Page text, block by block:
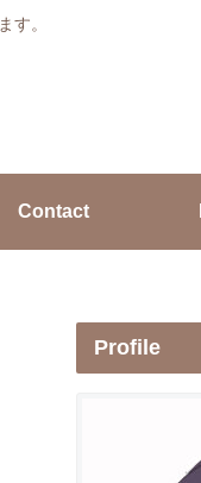
す。
Contact
Profile